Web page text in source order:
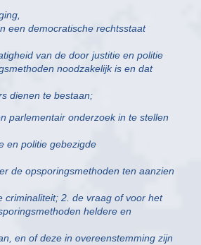
een democratische rechtsstaat
van de door justitie en politie
noodzakelijk is en dat
dienen te bestaan;
parlementair onderzoek in te stellen
en politie gebezigde
de opsporingsmethoden ten aanzien
criminaliteit; 2. de vraag of voor het
heldere en
en of deze in overeenstemming zijn